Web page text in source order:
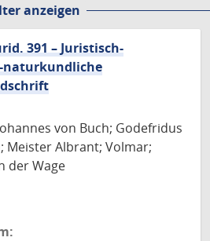
anzeigen
391 – Juristisch-
naturkundliche
von Buch; Godefridus
Meister Albrant; Volmar;
der Wage